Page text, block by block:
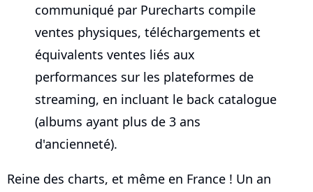
communiqué par Purecharts compile
ventes physiques, téléchargements et
équivalents ventes liés aux
performances sur les plateformes de
streaming, en incluant le back catalogue
(albums ayant plus de 3 ans
d'ancienneté).
Reine des charts, et même en France ! Un an